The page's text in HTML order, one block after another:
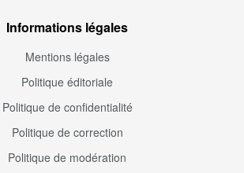
Informations légales
Mentions légales
Politique éditoriale
Politique de confidentialité
Politique de correction
Politique de modération